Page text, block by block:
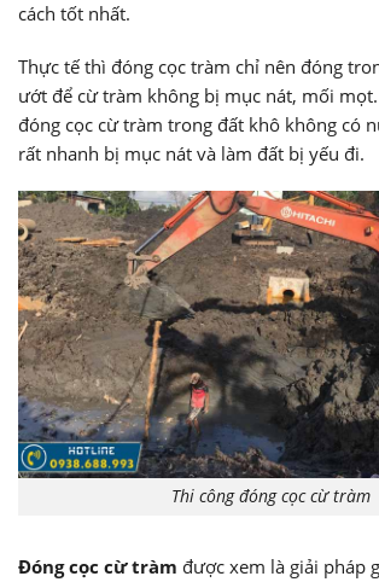
cách tốt nhất.
Thực tế thì đóng cọc tràm chỉ nên đóng
ướt để cừ tràm không bị mục nát, mối
đóng cọc cừ tràm trong đất khô không có
rất nhanh bị mục nát và làm đất bị yếu đi.
Thi công đóng cọc cừ tràm
Đóng cọc cừ tràm được xem là giải pháp